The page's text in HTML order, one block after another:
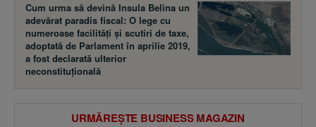
Cum urma să devină Insula Belina un
adevărat paradis fiscal: O lege cu
numeroase facilităţi şi scutiri de taxe,
adoptată de Parlament în aprilie 2019,
a fost declarată ulterior
neconstituţională
URMĂREȘTE BUSINESS MAGAZIN